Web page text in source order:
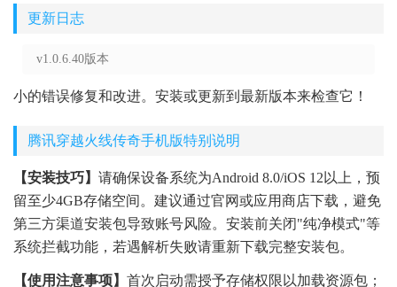
更新日志
v1.0.6.40版本
小的错误修复和改进。安装或更新到最新版本来检查它！
腾讯穿越火线传奇手机版特别说明
【安装技巧】 请确保设备系统为Android 8.0/iOS 12以上，预
留至少4GB存储空间。建议通过官网或应用商店下载，避免
第三方渠道安装包导致账号风险。安装前关闭"纯净模式"等
系统拦截功能，若遇解析失败请重新下载完整安装包。
【使用注意事项】 首次启动需授予存储权限以加载资源包；